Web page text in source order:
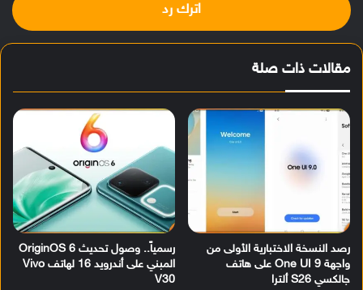
اترك رد
مقالات ذات صلة
رصد النسخة الاختبارية الأولى من
واجهة One UI 9 على هاتف
جالكسي S26 ألترا
رسمياً.. وصول تحديث OriginOS 6
المبني على أندرويد 16 لهاتف Vivo
V30